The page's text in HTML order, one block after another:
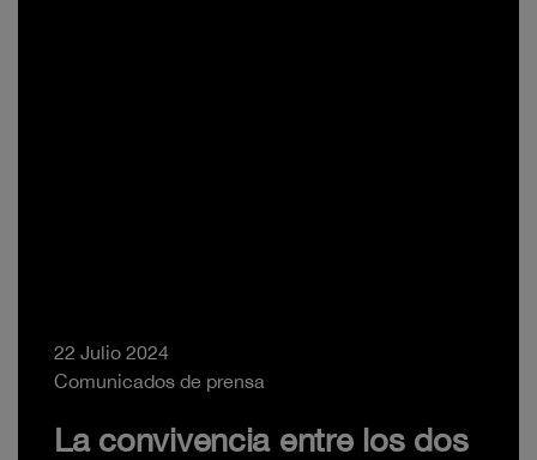
22 Julio 2024
Comunicados de prensa
La convivencia entre los dos